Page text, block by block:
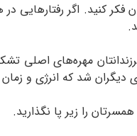
فکر کنید. اگر
مهره‌های اصلی
دیگران شد که انرژی و
را زیر پا نگذارید.